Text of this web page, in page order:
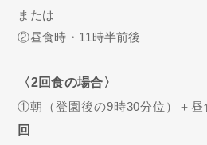
または
②昼食時・11時半前後
〈2回食の場合〉
①朝（登園後の9時30分位）＋昼
回